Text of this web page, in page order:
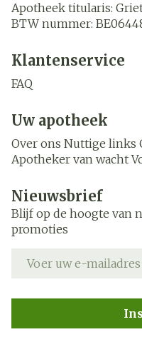
Apotheek titularis:
BTW nummer:
Klantenservice
FAQ
Uw apotheek
Over ons Nuttige links
Apotheker van wacht
Nieuwsbrief
Blijf op de hoogte van
promoties